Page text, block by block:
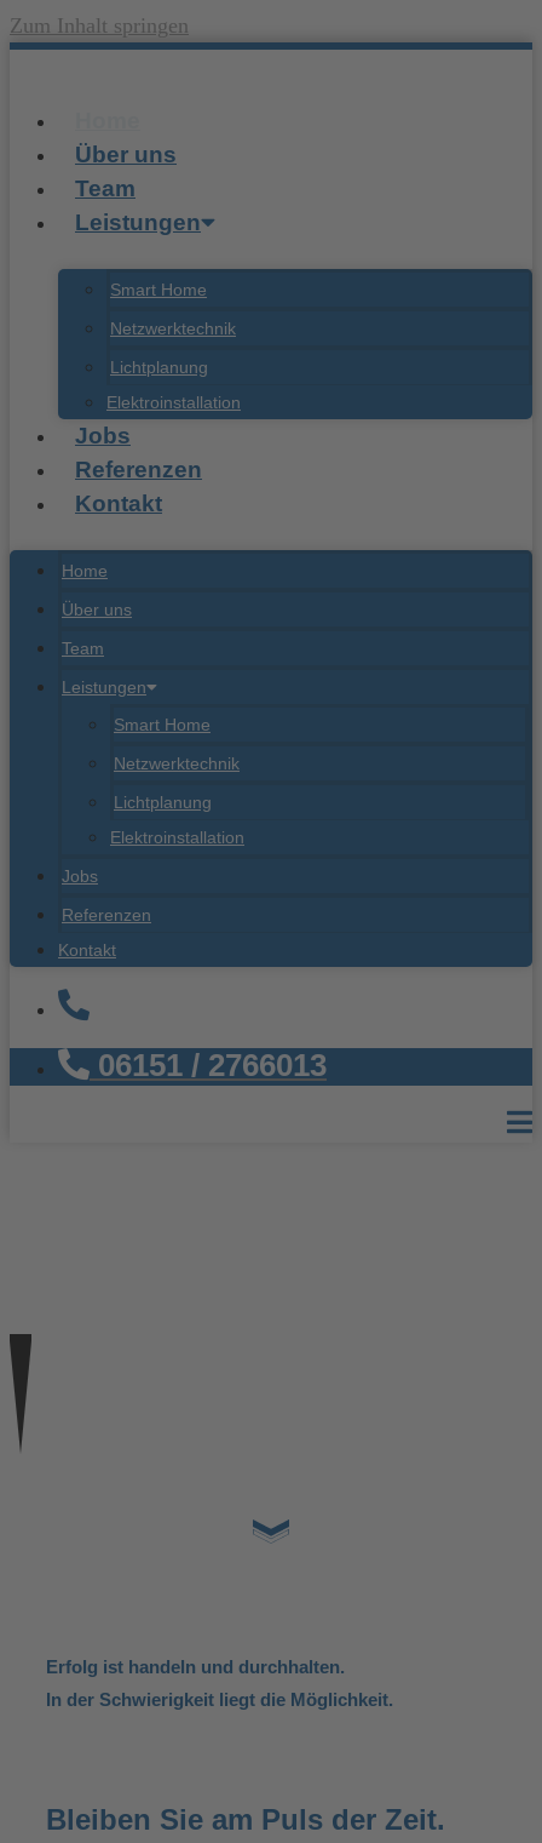
Zum Inhalt springen
Über uns
Team
Leistungen
Smart Home
Netzwerktechnik
Lichtplanung
Elektroinstallation
Jobs
Referenzen
Kontakt
Home
Über uns
Team
Leistungen
Smart Home
Netzwerktechnik
Lichtplanung
Elektroinstallation
Jobs
Referenzen
Kontakt
06151 / 2766013
Erfolg ist handeln und durchhalten.
In der Schwierigkeit liegt die Möglichkeit.
Bleiben Sie am Puls der Zeit.